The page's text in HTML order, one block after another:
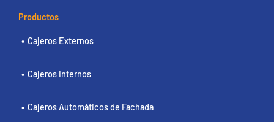
Productos
Cajeros Externos
Cajeros Internos
Cajeros Automáticos de Fachada